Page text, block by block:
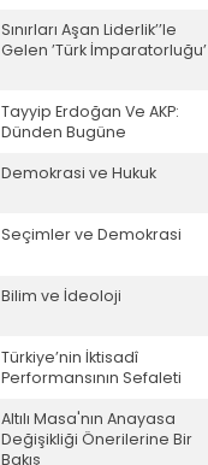
Sınırları Aşan Liderlik’’le
Gelen ’Türk İmparatorluğu’
Tayyip Erdoğan Ve AKP:
Dünden Bugüne
Demokrasi ve Hukuk
Seçimler ve Demokrasi
Bilim ve İdeoloji
Türkiye’nin İktisadî
Performansının Sefaleti
Altılı Masa'nın Anayasa
Değişikliği Önerilerine Bir
Bakış